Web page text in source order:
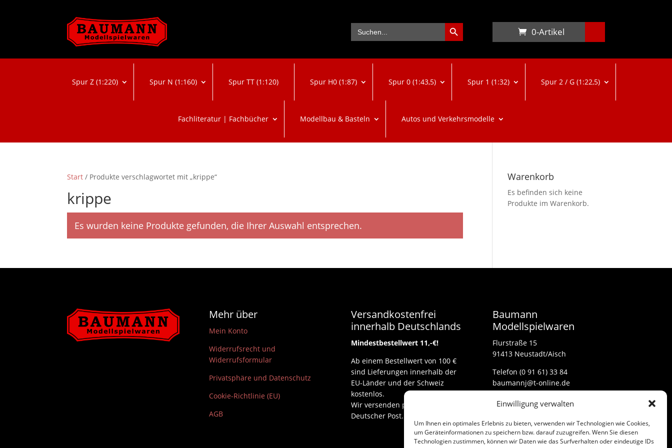
Einwilligung verwalten
Um Ihnen ein optimales Erlebnis zu bieten, verwenden wir Technologien wie Cookies,
um Geräteinformationen zu speichern bzw. darauf zuzugreifen. Wenn Sie diesen
Technologien zustimmen, können wir Daten wie das Surfverhalten oder eindeutige IDs
Search
for:
Search Button
0-Artikel
Spur Z (1:220) Spur N (1:160) Spur TT (1:120) Spur H0 (1:87) Spur 0 (1:43,5) Spur 1 (1:32) Spur 2 / G (1:22,5)
Fachliteratur | Fachbücher Modellbau & Basteln Autos und Verkehrsmodelle
Start / Produkte verschlagwortet mit „krippe“
krippe
Es wurden keine Produkte gefunden, die Ihrer Auswahl entsprechen.
Warenkorb
Es befinden sich keine
Produkte im Warenkorb.
Mehr über
Mein Konto
Widerrufsrecht und
Widerrufsformular
Privatsphäre und Datenschutz
Cookie-Richtlinie (EU)
AGB
Versandkostenfrei
innerhalb Deutschlands
Mindestbestellwert 11,-€!
Ab einem Bestellwert von 100 €
sind Lieferungen innerhalb der
EU-Länder und der Schweiz
kostenlos.
Wir versenden per DHL und
Deutscher Post.
Baumann
Modellspielwaren
Flurstraße 15
91413 Neustadt/Aisch
Telefon (0 91 61) 33 84
baumannj@t-online.de
Impressum